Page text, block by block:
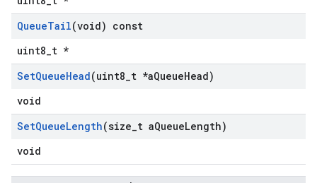
QueueTail(void) const
uint8_t *
SetQueueHead(uint8 t *aQueueHead)
void
SetQueueLength(size t aQueueLength)
void